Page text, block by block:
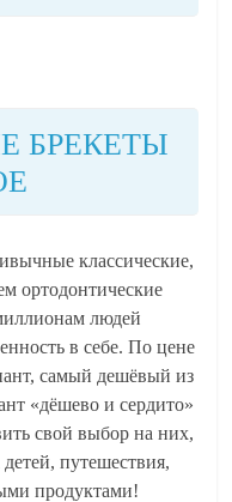
БРЕКЕТЫ
классические,
ортодонтические
людей
в себе. По цене
самый дешёвый из
«дёшево и сердито»
свой выбор на них,
путешествия,
продуктами!